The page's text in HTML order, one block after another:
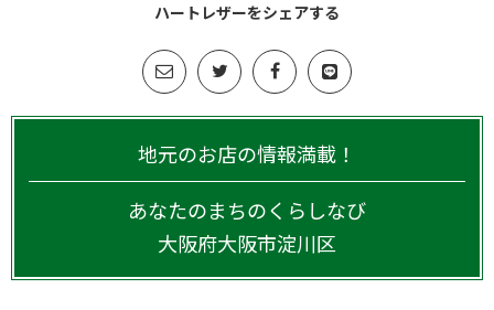
ハートレザーをシェアする
地元のお店の情報満載！
あなたのまちのくらしなび
大阪府大阪市淀川区